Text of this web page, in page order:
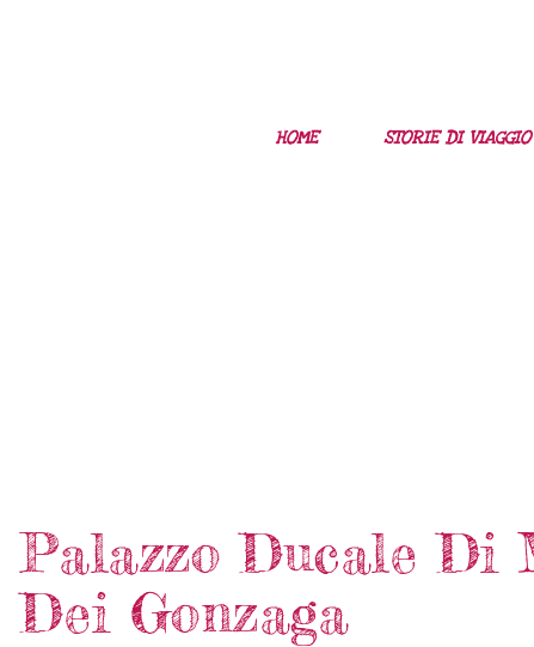
HOME STORIE DI VIAGGIO
Palazzo Ducale Di
Dei Gonzaga